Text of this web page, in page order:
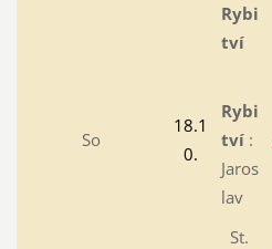
Rybi
tví
So
18.1
0.
Rybi
tví:
Jaros
lav
St.